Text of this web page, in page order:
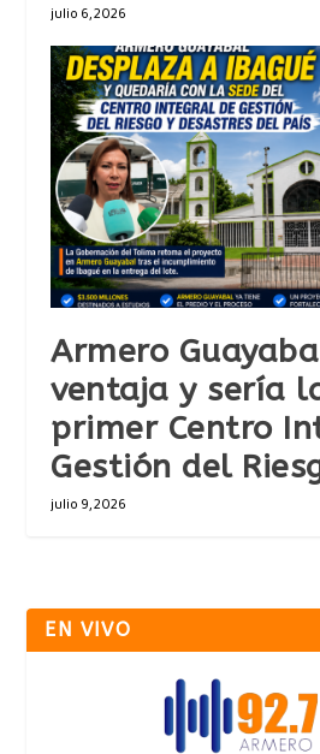
julio 6, 2026
Armero
ventaja y sería
primer Centro
Gestión del
julio 9, 2026
EN VIVO